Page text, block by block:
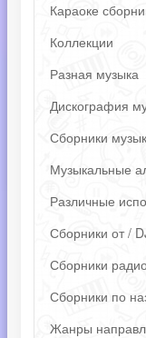
Караоке
Коллекции
Разная музыка
Дискография
Сборники
Музыкальные
Различные
Сборники от /
Сборники
Сборники по
Жанры